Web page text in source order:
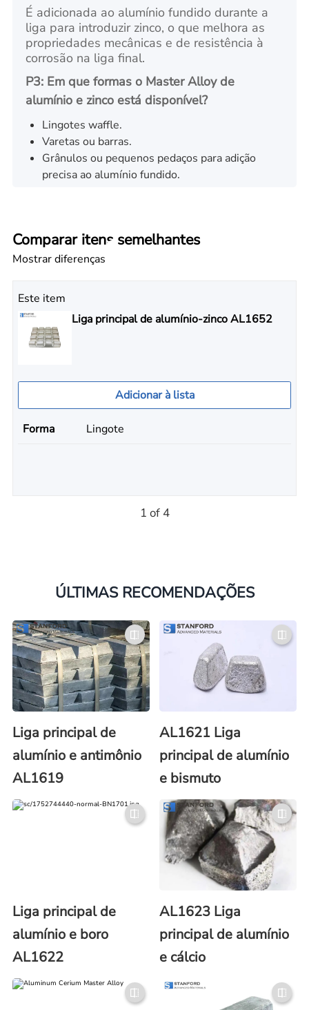
É adicionada ao alumínio fundido durante a
liga para introduzir zinco, o que melhora as
propriedades mecânicas e de resistência à
corrosão na liga final.
P3: Em que formas o Master Alloy de
alumínio e zinco está disponível?
Lingotes waffle.
Varetas ou barras.
Grânulos ou pequenos pedaços para adição
precisa ao alumínio fundido.
Comparar itens semelhantes
Mostrar diferenças
Este item
Liga principal de alumínio-zinco AL1652
Adicionar à lista
Forma Lingote
1 of 4
ÚLTIMAS RECOMENDAÇÕES
Liga principal de
alumínio e antimônio
AL1619
AL1621 Liga
principal de alumínio
e bismuto
Liga principal de
alumínio e boro
AL1622
AL1623 Liga
principal de alumínio
e cálcio